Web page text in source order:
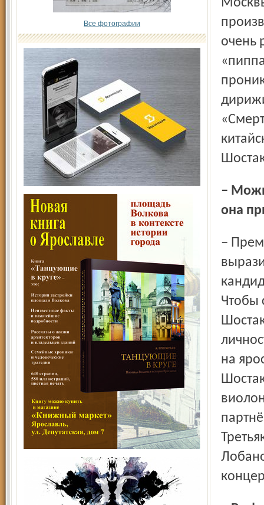
Все фотографии
очень
– Можно об этой премии чуть подробнее: кому и за что
она
– Премия авторская, так Юрий Абрамович, как музыкант,
Чтобы
на